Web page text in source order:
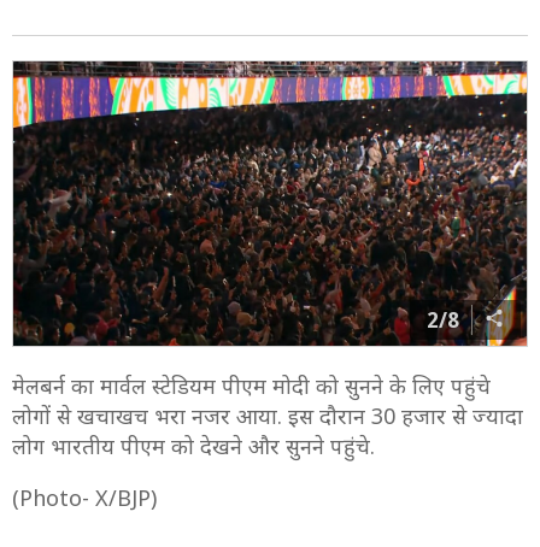
2/8
मेलबर्न का मार्वल स्टेडियम पीएम मोदी को सुनने के लिए पहुंचे
लोगों से खचाखच भरा नजर आया. इस दौरान 30 हजार से ज्यादा
लोग भारतीय पीएम को देखने और सुनने पहुंचे.
(Photo- X/BJP)